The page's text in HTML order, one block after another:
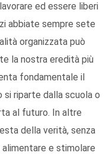
ed essere liberi
abbiate sempre sete
organizzata può
la nostra eredità più
fondamentale il
si riparte dalla scuola o
al futuro. In altre
della verità, senza
e stimolare